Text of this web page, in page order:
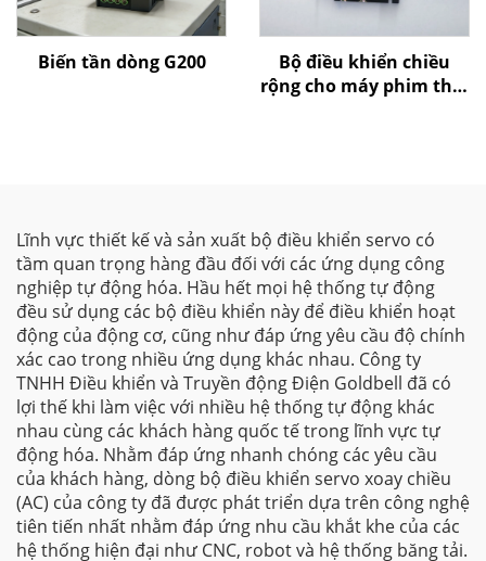
Biến tần dòng G200
Bộ điều khiển chiều
rộng cho máy phim thổi
Lĩnh vực thiết kế và sản xuất bộ điều khiển servo có
tầm quan trọng hàng đầu đối với các ứng dụng công
nghiệp tự động hóa. Hầu hết mọi hệ thống tự động
đều sử dụng các bộ điều khiển này để điều khiển hoạt
động của động cơ, cũng như đáp ứng yêu cầu độ chính
xác cao trong nhiều ứng dụng khác nhau. Công ty
TNHH Điều khiển và Truyền động Điện Goldbell đã có
lợi thế khi làm việc với nhiều hệ thống tự động khác
nhau cùng các khách hàng quốc tế trong lĩnh vực tự
động hóa. Nhằm đáp ứng nhanh chóng các yêu cầu
của khách hàng, dòng bộ điều khiển servo xoay chiều
(AC) của công ty đã được phát triển dựa trên công nghệ
tiên tiến nhất nhằm đáp ứng nhu cầu khắt khe của các
hệ thống hiện đại như CNC, robot và hệ thống băng tải.